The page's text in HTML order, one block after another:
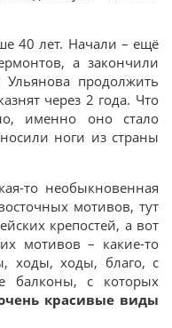
40 лет. Начали – ещё
а закончили
продолжить
через 2 года. Что
именно оно стало
ноги из страны
то необыкновенная
мотивов, тут
крепостей, а вот
мотивов – какие-то
ходы, ходы, благо, с
балконы, с которых
красивые виды